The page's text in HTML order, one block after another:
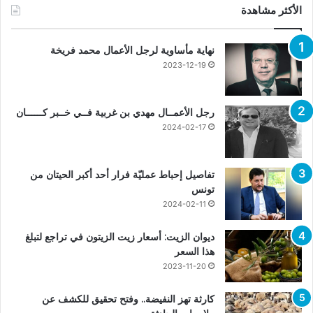
الأكثر مشاهدة
نهاية مأساوية لرجل الأعمال محمد فريخة
2023-12-19
رجل الأعمــال مهدي بن غربية فــي خــبر كــــــان
2024-02-17
تفاصيل إحباط عمليّة فرار أحد أكبر الحيتان من
تونس
2024-02-11
ديوان الزيت: أسعار زيت الزيتون في تراجع لتبلغ
هذا السعر
2023-11-20
كارثة تهز النفيضة.. وفتح تحقيق للكشف عن